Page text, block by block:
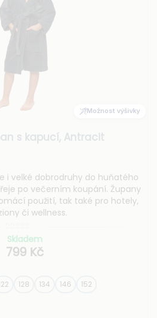
Možnost výšivky
s kapucí, Antracit
i velké dobrodruhy do huňatého
po večerním koupání. Župany
použití, tak také pro hotely,
či wellness.
Skladem
799 Kč
128 134 146 152